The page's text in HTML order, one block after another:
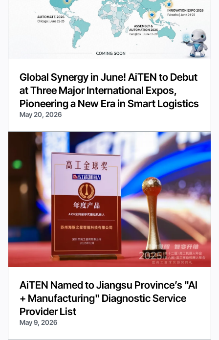
Global Synergy in June! AiTEN to Debut
at Three Major International Expos,
Pioneering a New Era in Smart Logistics
May 20, 2026
AiTEN Named to Jiangsu Province’s "AI
+ Manufacturing" Diagnostic Service
Provider List
May 9, 2026